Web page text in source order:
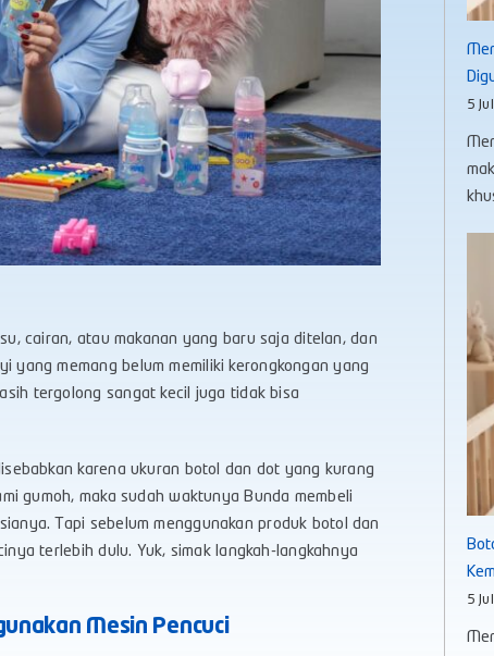
cairan, atau makanan yang baru saja ditelan, dan
memang belum memiliki kerongkongan yang
tergolong sangat kecil juga tidak bisa
karena ukuran botol dan dot yang kurang
gumoh, maka sudah waktunya Bunda membeli
Tapi sebelum menggunakan produk botol dan
terlebih dulu. Yuk, simak langkah-langkahnya
Mesin Pencuci
5
5